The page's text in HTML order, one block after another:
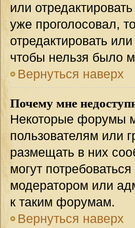
или
уже проголосовал,
отредактировать
чтобы нельзя было
Вернуться наверх
Почему мне
Некоторые форумы
пользователям или
размещать в них
могут
модератором или
к таким форумам.
Вернуться наверх